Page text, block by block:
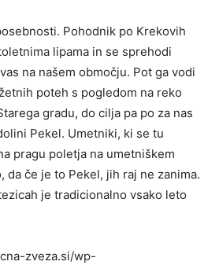
Pohodnik po Krekovih
lipama in se sprehodi
na našem območju. Pot ga vodi
poteh s pogledom na reko
gradu, do cilja pa po za nas
Pekel. Umetniki, ki se tu
pragu poletja na umetniškem
da če je to Pekel, jih raj ne zanima.
je tradicionalno vsako leto
zveza.si/wp-